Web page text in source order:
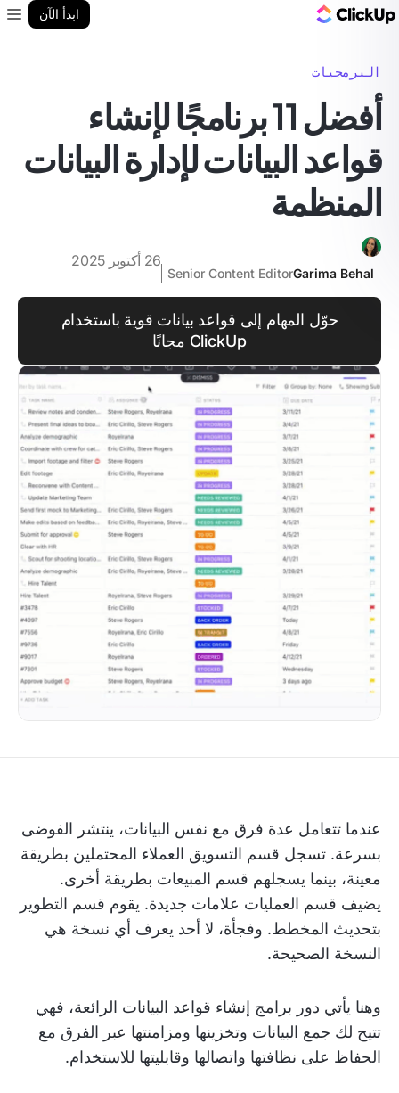
ابدأ الآن
البرمجيات
أفضل 11 برنامجًا لإنشاء
قواعد البيانات لإدارة البيانات
المنظمة
Garima Behal
Senior Content Editor
26 أكتوبر 2025
حوّل المهام إلى قواعد بيانات قوية باستخدام
ClickUp مجانًا
عندما تتعامل عدة فرق مع نفس البيانات، ينتشر الفوضى
بسرعة. تسجل قسم التسويق العملاء المحتملين بطريقة
معينة، بينما يسجلهم قسم المبيعات بطريقة أخرى.
يضيف قسم العمليات علامات جديدة. يقوم قسم التطوير
بتحديث المخطط. وفجأة، لا أحد يعرف أي نسخة هي
النسخة الصحيحة.
وهنا يأتي دور برامج إنشاء قواعد البيانات الرائعة، فهي
تتيح لك جمع البيانات وتخزينها ومزامنتها عبر الفرق مع
الحفاظ على نظافتها واتصالها وقابليتها للاستخدام.